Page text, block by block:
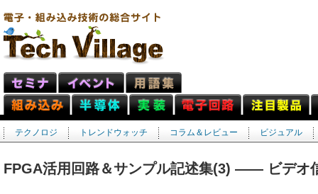
テクノロジ トレンドウォッチ コラム＆レビュー ビジュアル
FPGA活用回路＆サンプル記述集(3) ―― ビデオ